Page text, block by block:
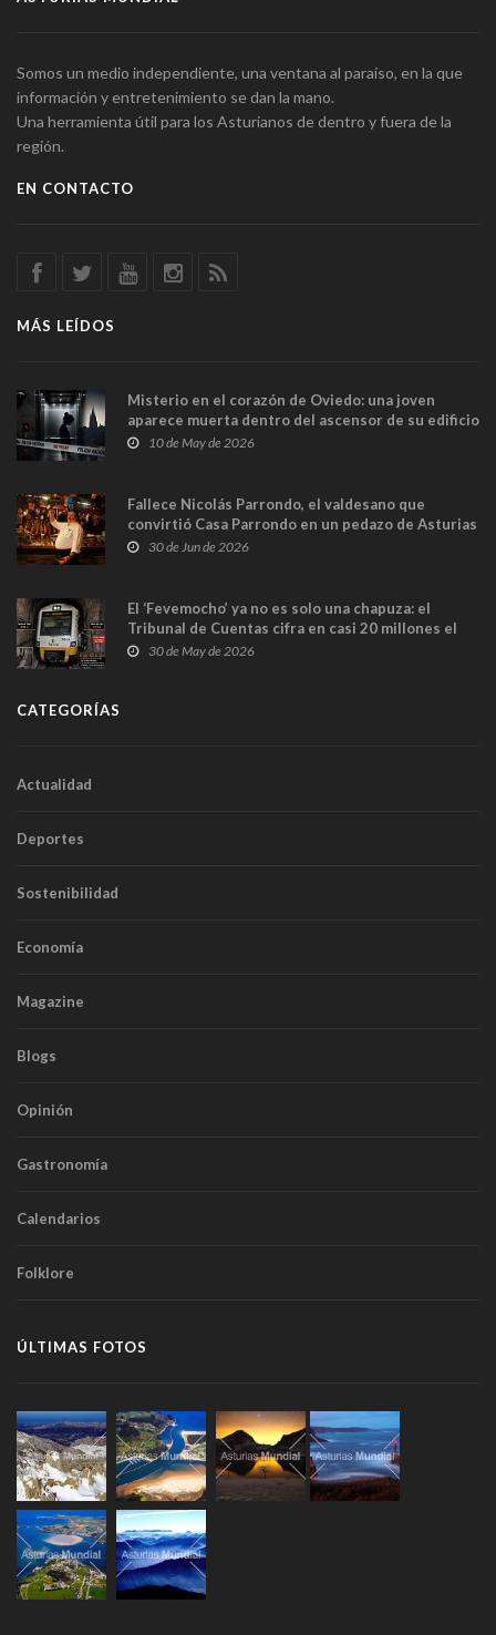
Somos un medio independiente, una ventana al paraíso, en la que
información y entretenimiento se dan la mano.
Una herramienta útil para los Asturianos de dentro y fuera de la
región.
EN CONTACTO
MÁS LEÍDOS
Misterio en el corazón de Oviedo: una joven
aparece muerta dentro del ascensor de su edificio
y las cámaras captan sus últimos minutos
10 de May de 2026
Fallece Nicolás Parrondo, el valdesano que
convirtió Casa Parrondo en un pedazo de Asturias
en Madrid
30 de Jun de 2026
El ‘Fevemocho’ ya no es solo una chapuza: el
Tribunal de Cuentas cifra en casi 20 millones el
sobrecoste de los trenes que no cabían por los
30 de May de 2026
CATEGORÍAS
Actualidad
Deportes
Sostenibilidad
Economía
Magazine
Blogs
Opinión
Gastronomía
Calendarios
Folklore
ÚLTIMAS FOTOS